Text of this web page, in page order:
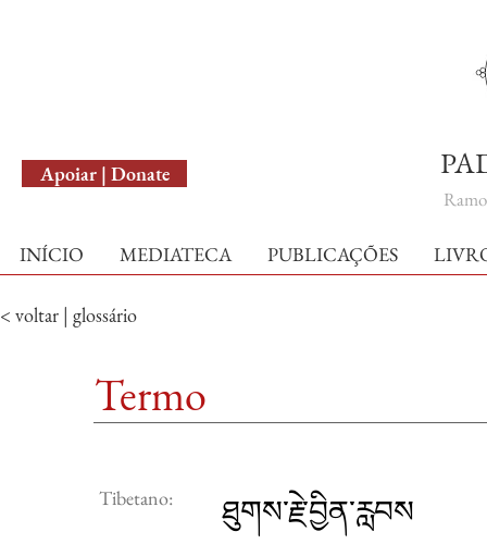
Apoiar | Donate
INÍCIO MEDIATECA PUBLICAÇÕES
< voltar | glossário
Termo
Tibetano: ཐུགས་རྗེ་བྱིན་རླབས